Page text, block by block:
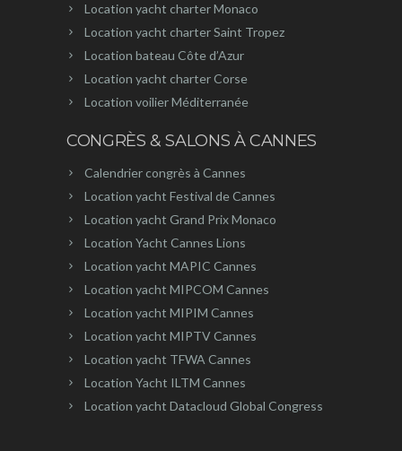
Location yacht charter Monaco
Location yacht charter Saint Tropez
Location bateau Côte d’Azur
Location yacht charter Corse
Location voilier Méditerranée
CONGRÈS & SALONS À CANNES
Calendrier congrès à Cannes
Location yacht Festival de Cannes
Location yacht Grand Prix Monaco
Location Yacht Cannes Lions
Location yacht MAPIC Cannes
Location yacht MIPCOM Cannes
Location yacht MIPIM Cannes
Location yacht MIPTV Cannes
Location yacht TFWA Cannes
Location Yacht ILTM Cannes
Location yacht Datacloud Global Congress